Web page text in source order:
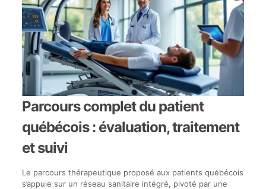
Parcours complet du patient
québécois : évaluation, traitement
et suivi
Le parcours thérapeutique proposé aux patients québécois
s’appuie sur un réseau sanitaire intégré, pivoté par une